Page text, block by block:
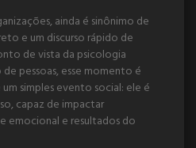
ainda é sinônimo de
e um discurso rápido de
de vista da psicologia
pessoas, esse momento é
simples evento social: ele é
capaz de impactar
emocional e resultados do